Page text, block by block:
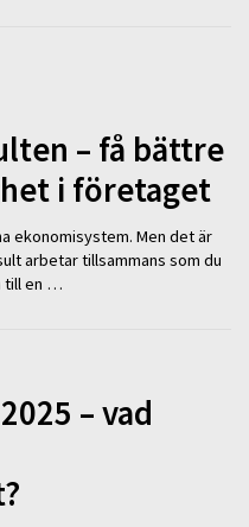
– få bättre
i företaget
ekonomisystem. Men det är
arbetar tillsammans som du
till en …
– vad